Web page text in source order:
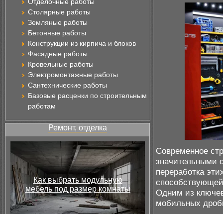
Столярные работы
Земляные работы
Бетонные работы
Конструкции из кирпича и блоков
Фасадные работы
Кровельные работы
Электромонтажные работы
Сантехнические работы
Базовые расценки по строительным
работам
Ремонт, отделка
Как выбрать модульную
мебель под размер комнаты
Современное
значительными
переработка
Одним из
мобильных